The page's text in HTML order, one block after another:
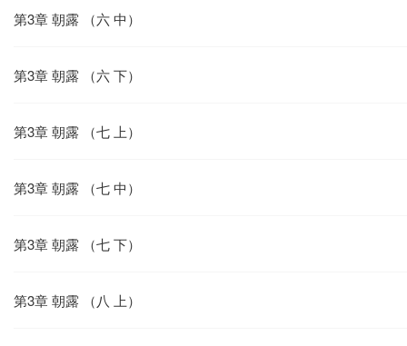
第3章 朝露 （六 中）
第3章 朝露 （六 下）
第3章 朝露 （七 上）
第3章 朝露 （七 中）
第3章 朝露 （七 下）
第3章 朝露 （八 上）